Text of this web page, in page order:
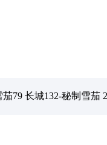
79 长城132-秘制雪茄